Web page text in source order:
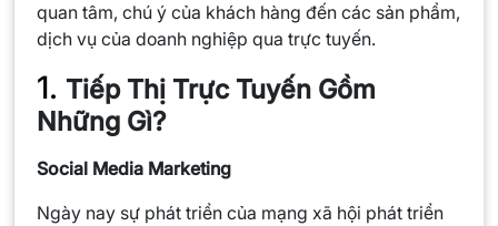
quan tâm, chú ý của khách hàng đến các sản phẩm,
dịch vụ của doanh nghiệp qua trực tuyến.
1. Tiếp Thị Trực Tuyến Gồm
Những Gì?
Social Media Marketing
Ngày nay sự phát triển của mạng xã hội phát triển